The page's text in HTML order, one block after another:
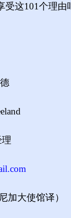
受这101个理由
馆译）